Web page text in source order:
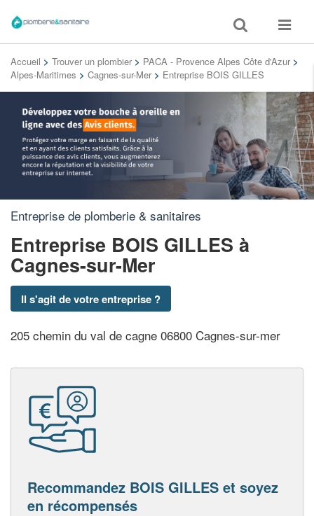
Toggle
search
Toggle
Accueil > Trouver un plombier > PACA - Provence Alpes Côte d'Azur >
Alpes-Maritimes > Cagnes-sur-Mer > Entreprise BOIS GILLES
Entreprise de plomberie & sanitaires
Entreprise BOIS GILLES à
Cagnes-sur-Mer
Il s'agit de votre entreprise ?
205 chemin du val de cagne 06800 Cagnes-sur-mer
Recommandez BOIS GILLES et soyez
en récompensés